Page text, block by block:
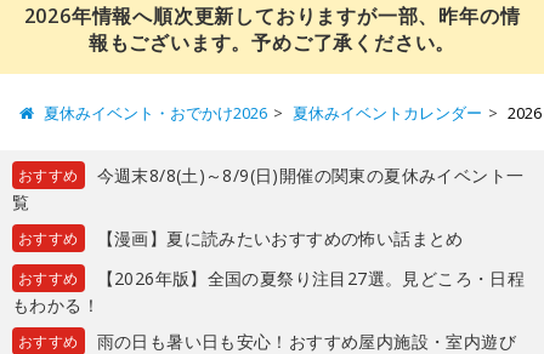
2026年情報へ順次更新しておりますが一部、昨年の情
報もございます。予めご了承ください。
夏休みイベント・おでかけ2026 夏休みイベントカレンダー
おすすめ
今週末8/8(土)～8/9(日)開催の関東の夏休みイベント一
覧
おすすめ 【漫画】夏に読みたいおすすめの怖い話まとめ
おすすめ
【2026年版】全国の夏祭り注目27選。見どころ・日程
もわかる！
おすすめ
雨の日も暑い日も安心！おすすめ屋内施設・室内遊び